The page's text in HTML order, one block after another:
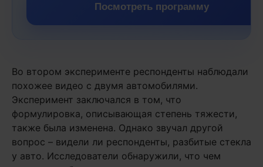
Посмотреть программу
Во втором эксперименте респонденты наблюдали
похожее видео с двумя автомобилями.
Эксперимент заключался в том, что
формулировка, описывающая степень тяжести,
также была изменена. Однако звучал другой
вопрос – видели ли респонденты, разбитые стекла
у авто. Исследователи обнаружили, что чем